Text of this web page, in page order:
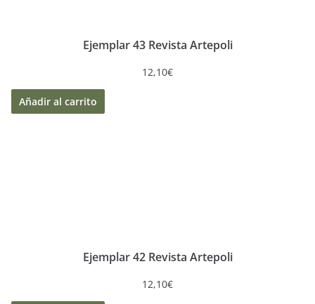
Ejemplar 43 Revista Artepoli
12,10€
Añadir al carrito
Ejemplar 42 Revista Artepoli
12,10€